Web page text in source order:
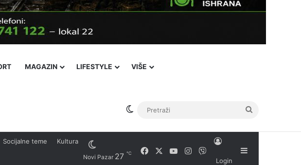
MAGAZIN LIFESTYLE VIŠE
Switch skin
Socijalne teme Kultura
Novi Pazar 27 ℃ FacebookYouTubeInstagram
Login
Sidebar